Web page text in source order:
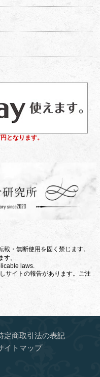
となります。
・無断使用を固く禁じます。
。
laws.
サイトの報告があります。ご注
定商取引法の表記
イトマップ